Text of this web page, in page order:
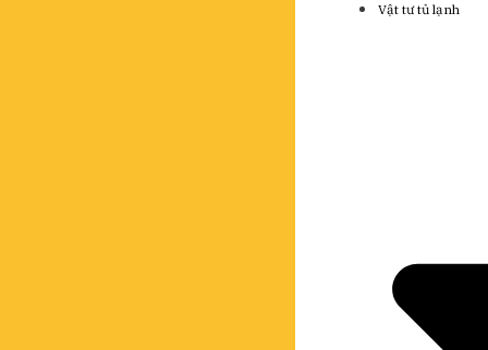
Vật tư tủ lạnh